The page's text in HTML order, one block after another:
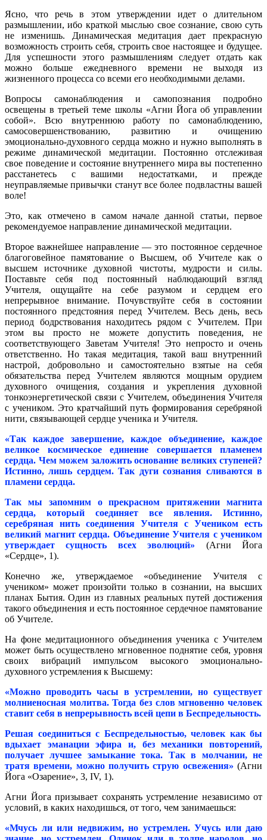
Ясно, что речь в этом утверждении идет о длительном
размышлении, ибо краткой мыслью свое сознание, свою суть
не изменишь. Динамическая медитация дает прекрасную
возможность строить себя, строить свое настоящее и будущее.
Для успешности этого размышлениям следует отдать как
можно больше ежедневного времени не выходя из
жизненного процесса со всеми его необходимыми делами.
Вопросы самонаблюдения и самопознания подробно
освещены в третьей теме школы «Агни Йога об управлении
собой». Всю внутреннюю работу по самонаблюдению,
самосовершенствованию, развитию и очищению
эмоционально-духовного сердца можно и нужно выполнять в
режиме динамической медитации. Постоянно отслеживая
свое поведение и состояние внутреннего мира вы постепенно
расстанетесь с вашими недостатками, и прежде
неуправляемые привычки станут все более подвластны вашей
воле!
Это, как отмечено в самом начале данной статьи, первое
рекомендуемое направление динамической медитации.
Второе важнейшее направление — это постоянное сердечное
благоговейное памятование о Высшем, об Учителе как о
высшем источнике духовной чистоты, мудрости и силы.
Поставьте себя под постоянный наблюдающий взгляд
Учителя, ощущайте на себе разумом и сердцем его
непрерывное внимание. Почувствуйте себя в состоянии
постоянного предстояния перед Учителем. Весь день, весь
период бодрствования находитесь рядом с Учителем. При
этом вы просто не можете допустить поведения, не
соответствующего Заветам Учителя! Это непросто и очень
ответственно. Но такая медитация, такой ваш внутренний
настрой, добровольно и самостоятельно взятые на себя
обязательства перед Учителем являются мощным орудием
духовного очищения, создания и укрепления духовной
тонкоэнергетической связи с Учителем, объединения Учителя
с учеником. Это кратчайший путь формирования серебряной
нити, связывающей сердце ученика и Учителя.
«Так каждое завершение, каждое объединение, каждое
великое космическое единение совершается пламенем
сердца. Чем можем заложить основание великих ступеней?
Истинно, лишь сердцем. Так дуги сознания сливаются в
пламени сердца.
Так мы запомним о прекрасном притяжении магнита
сердца, который соединяет все явления. Истинно,
серебряная нить соединения Учителя с Учеником есть
великий магнит сердца. Объединение Учителя с учеником
утверждает сущность всех эволюций» (Агни Йога
«Сердце», 1).
Конечно же, утверждаемое «объединение Учителя с
учеником» может произойти только в сознании, на высших
планах Бытия. Один из главных реальных путей достижения
такого объединения и есть постоянное сердечное памятование
об Учителе.
На фоне медитационного объединения ученика с Учителем
может быть осуществлено мгновенное поднятие себя, уровня
своих вибраций импульсом высокого эмоционально-
духовного устремления к Высшему:
«Можно проводить часы в устремлении, но существует
молниеносная молитва. Тогда без слов мгновенно человек
ставит себя в непрерывность всей цепи в Беспредельность.
Решая соединиться с Беспредельностью, человек как бы
вдыхает эманации эфира и, без механики повторений,
получает лучшее замыкание тока. Так в молчании, не
тратя времени, можно получить струю освежения» (Агни
Йога «Озарение», 3, IV, 1).
Агни Йога призывает сохранять устремление независимо от
условий, в каких находишься, от того, чем занимаешься:
«Мчусь ли или недвижим, но устремлен. Учусь или даю